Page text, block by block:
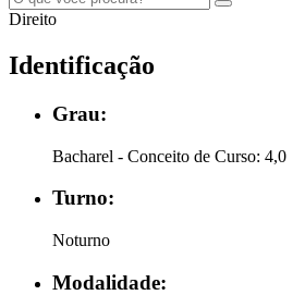
Direito
Identificação
Grau:
Bacharel - Conceito de Curso: 4,0
Turno:
Noturno
Modalidade: